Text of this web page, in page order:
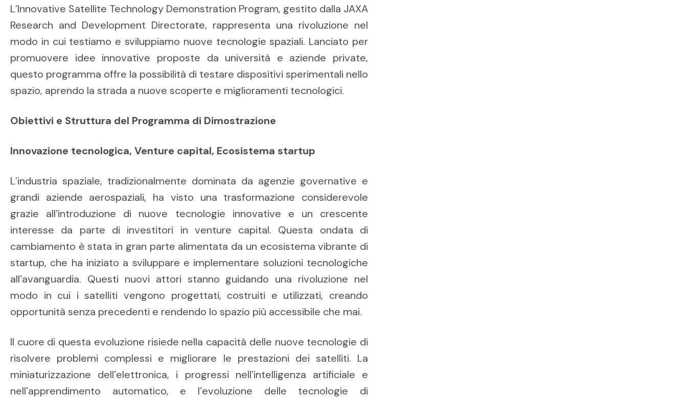
L’Innovative Satellite Technology Demonstration Program, gestito dalla JAXA
Research and Development Directorate, rappresenta una rivoluzione nel
modo in cui testiamo e sviluppiamo nuove tecnologie spaziali. Lanciato per
promuovere idee innovative proposte da università e aziende private,
questo programma offre la possibilità di testare dispositivi sperimentali nello
spazio, aprendo la strada a nuove scoperte e miglioramenti tecnologici.
Obiettivi e Struttura del Programma di Dimostrazione
Innovazione tecnologica, Venture capital, Ecosistema startup
L’industria spaziale, tradizionalmente dominata da agenzie governative e
grandi aziende aerospaziali, ha visto una trasformazione considerevole
grazie all’introduzione di nuove tecnologie innovative e un crescente
interesse da parte di investitori in venture capital. Questa ondata di
cambiamento è stata in gran parte alimentata da un ecosistema vibrante di
startup, che ha iniziato a sviluppare e implementare soluzioni tecnologiche
all’avanguardia. Questi nuovi attori stanno guidando una rivoluzione nel
modo in cui i satelliti vengono progettati, costruiti e utilizzati, creando
opportunità senza precedenti e rendendo lo spazio più accessibile che mai.
Il cuore di questa evoluzione risiede nella capacità delle nuove tecnologie di
risolvere problemi complessi e migliorare le prestazioni dei satelliti. La
miniaturizzazione dell’elettronica, i progressi nell’intelligenza artificiale e
nell’apprendimento automatico, e l’evoluzione delle tecnologie di